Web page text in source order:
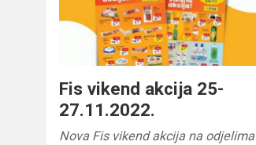
Fis vikend akcija 25-
27.11.2022.
Nova Fis vikend akcija na odjelima